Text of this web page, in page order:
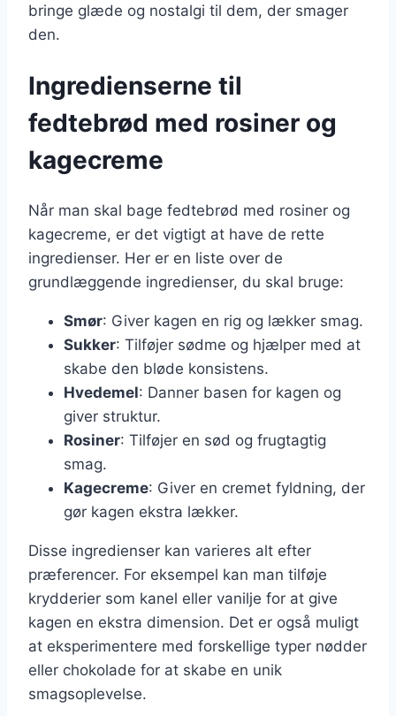
bringe glæde og nostalgi til dem, der smager
den.
Ingredienserne til
fedtebrød med rosiner og
kagecreme
Når man skal bage fedtebrød med rosiner og
kagecreme, er det vigtigt at have de rette
ingredienser. Her er en liste over de
grundlæggende ingredienser, du skal bruge:
Smør: Giver kagen en rig og lækker smag.
Sukker: Tilføjer sødme og hjælper med at
skabe den bløde konsistens.
Hvedemel: Danner basen for kagen og
giver struktur.
Rosiner: Tilføjer en sød og frugtagtig
smag.
Kagecreme: Giver en cremet fyldning, der
gør kagen ekstra lækker.
Disse ingredienser kan varieres alt efter
præferencer. For eksempel kan man tilføje
krydderier som kanel eller vanilje for at give
kagen en ekstra dimension. Det er også muligt
at eksperimentere med forskellige typer nødder
eller chokolade for at skabe en unik
smagsoplevelse.